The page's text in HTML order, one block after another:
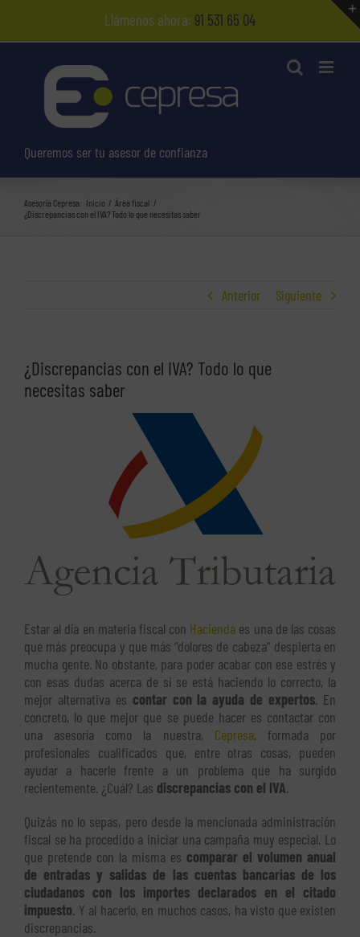
contenido
Llámenos ahora: 91 531 65 04
Queremos ser tu asesor de confianza
Asesoría Cepresa: Inicio
Área fiscal
¿Discrepancias con el IVA? Todo lo que necesitas saber
Anterior Siguiente
¿Discrepancias con el IVA? Todo lo que
necesitas saber
Estar al día en materia fiscal con Hacienda es una de las cosas
que más preocupa y que más “dolores de cabeza” despierta en
mucha gente. No obstante, para poder acabar con ese estrés y
con esas dudas acerca de si se está haciendo lo correcto, la
mejor alternativa es contar con la ayuda de expertos. En
concreto, lo que mejor que se puede hacer es contactar con
una asesoría como la nuestra, Cepresa, formada por
profesionales cualificados que, entre otras cosas, pueden
ayudar a hacerle frente a un problema que ha surgido
recientemente. ¿Cuál? Las discrepancias con el IVA.
Quizás no lo sepas, pero desde la mencionada administración
fiscal se ha procedido a iniciar una campaña muy especial. Lo
que pretende con la misma es comparar el volumen anual
de entradas y salidas de las cuentas bancarias de los
ciudadanos con los importes declarados en el citado
impuesto. Y al hacerlo, en muchos casos, ha visto que existen
discrepancias.